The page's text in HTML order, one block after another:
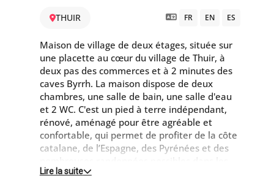
THUIR FR EN ES
Maison de village de deux étages, située sur
une placette au cœur du village de Thuir, à
deux pas des commerces et à 2 minutes des
caves Byrrh. La maison dispose de deux
chambres, une salle de bain, une salle d'eau
et 2 WC. C'est un pied à terre indépendant,
rénové, aménagé pour être agréable et
confortable, qui permet de profiter de la côte
catalane, de l’Espagne, des Pyrénées et des
nombreuses randonnées possibles dans les
Aspres.
Lire la suite